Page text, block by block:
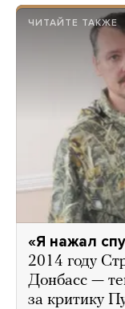
ЧИТАЙТЕ ТАКЖЕ
«Я нажал
2014 году
Донбасс —
за критику